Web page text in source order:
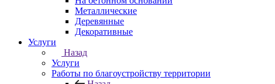
Металлические
Деревянные
Декоративные
Услуги
Назад
Услуги
Работы по благоустройству территории